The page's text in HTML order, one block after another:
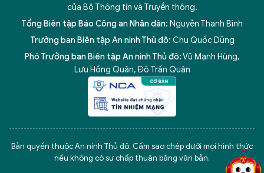
của Bộ Thông tin và Truyền thông.
Tổng Biên tập Báo Công an Nhân dân: Nguyễn Thanh Bình
Trưởng ban Biên tập An ninh Thủ đô: Chu Quốc Dũng
Phó Trưởng ban Biên tập An ninh Thủ đô:Vũ Mạnh Hùng,
Lưu Hồng Quân, Đỗ Trần Quân
Bản quyền thuộc An ninh Thủ đô. Cấm sao chép dưới mọi hình thức
nếu không có sự chấp thuận bằng văn bản.
5 điểm nghẽn của Hà Nội giải pháp xử lý điểm nghẽn của